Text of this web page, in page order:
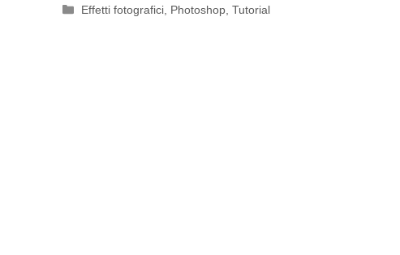
Categorie
Effetti fotografici Photoshop ,Tutorial